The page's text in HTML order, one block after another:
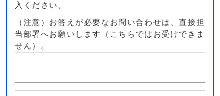
入ください。
（注意）お答えが必要なお問い合わせは、直接担
当部署へお願いします（こちらではお受けできま
せん）。